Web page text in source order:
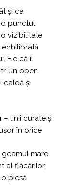
și ca
punctul
vizibilitate
echilibrată
Fie că îl
un open-
caldă și
– linii curate și
în orice
geamul mare
al flăcărilor,
piesă